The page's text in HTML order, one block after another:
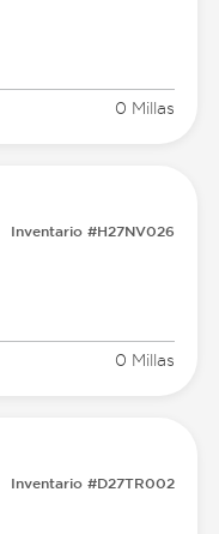
0 Millas
Inventario #H27NV026
0 Millas
Inventario #D27TR002